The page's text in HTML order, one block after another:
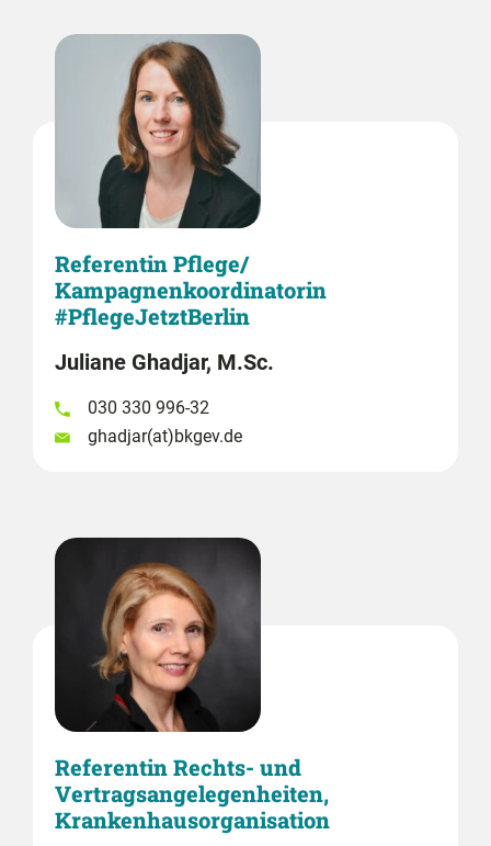
Referentin Pflege/
Kampagnenkoordinatorin
#PflegeJetztBerlin
Juliane Ghadjar, M.Sc.
030 330 996-32
ghadjar(at)bkgev.de
Referentin Rechts- und
Vertragsangelegenheiten,
Krankenhausorganisation